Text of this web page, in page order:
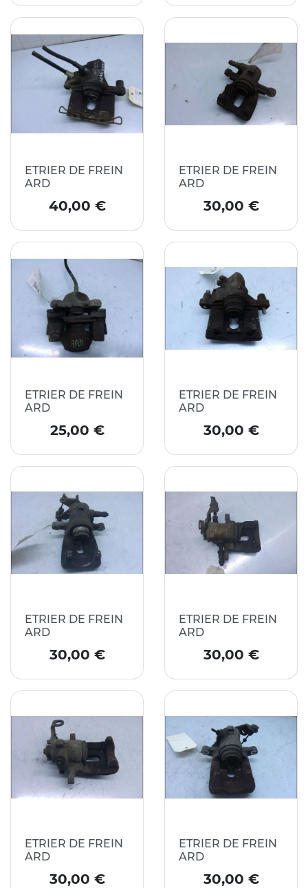
ETRIER DE FREIN
ARD
Prix
40,00 €
ETRIER DE FREIN
ARD
Prix
30,00 €
ETRIER DE FREIN
ARD
Prix
25,00 €
ETRIER DE FREIN
ARD
Prix
30,00 €
ETRIER DE FREIN
ARD
Prix
30,00 €
ETRIER DE FREIN
ARD
Prix
30,00 €
ETRIER DE FREIN
ARD
Prix
30,00 €
ETRIER DE FREIN
ARD
Prix
30,00 €